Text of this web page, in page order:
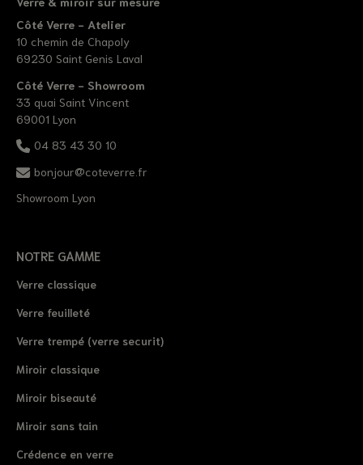
Côté Verre - Atelier
10 chemin de Chapoly
69230 Saint Genis Laval
Côté Verre - Showroom
33 quai Saint Vincent
69001 Lyon
04 83 43 30 10
bonjour@coteverre.fr
Showroom Lyon
NOTRE GAMME
Verre classique
Verre feuilleté
Verre trempé (verre securit)
Miroir classique
Miroir biseauté
Miroir sans tain
Crédence en verre